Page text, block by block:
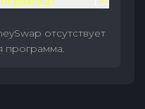
отсутствует
программа.